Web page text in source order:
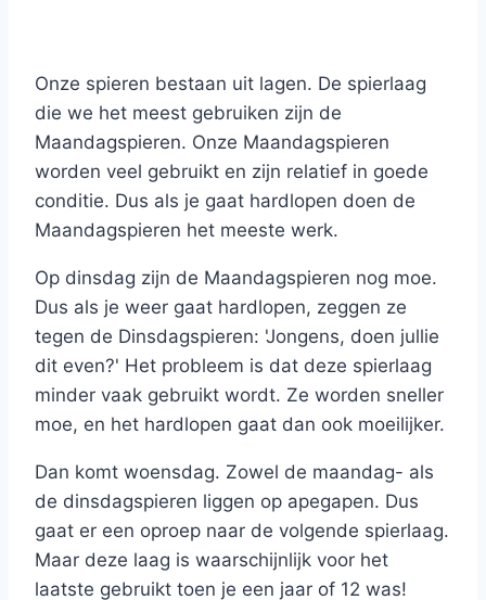
Onze spieren bestaan uit lagen. De spierlaag
die we het meest gebruiken zijn de
Maandagspieren. Onze Maandagspieren
worden veel gebruikt en zijn relatief in goede
conditie. Dus als je gaat hardlopen doen de
Maandagspieren het meeste werk.
Op dinsdag zijn de Maandagspieren nog moe.
Dus als je weer gaat hardlopen, zeggen ze
tegen de Dinsdagspieren: 'Jongens, doen jullie
dit even?' Het probleem is dat deze spierlaag
minder vaak gebruikt wordt. Ze worden sneller
moe, en het hardlopen gaat dan ook moeilijker.
Dan komt woensdag. Zowel de maandag- als
de dinsdagspieren liggen op apegapen. Dus
gaat er een oproep naar de volgende spierlaag.
Maar deze laag is waarschijnlijk voor het
laatste gebruikt toen je een jaar of 12 was!